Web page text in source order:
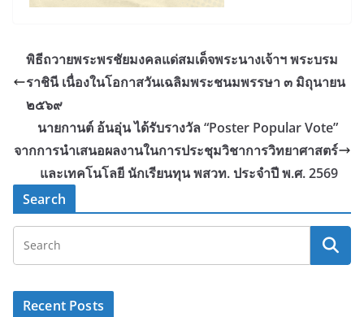
พิธีถวายพระพรชัยมงคลแด่สมเด็จพระนางเจ้าฯ พระบรม
ราชินี เนื่องในโอกาสวันเฉลิมพระชนมพรรษา ๓ มิถุนายน
๒๕๖๙
นายกานต์ อ้นอุ่น ได้รับรางวัล “Poster Popular Vote”
จากการนำเสนอผลงานในการประชุมวิชาการวิทยาศาสตร์
และเทคโนโลยี นักเรียนทุน พสวท. ประจำปี พ.ศ. 2569
Search
Recent Posts